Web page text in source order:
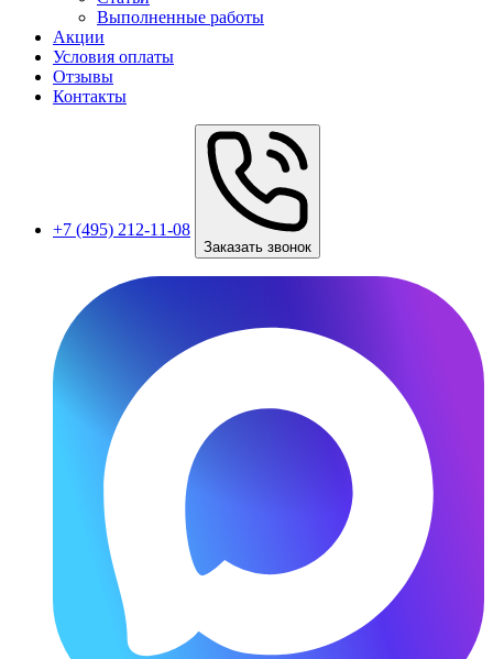
Выполненные работы
Акции
Условия оплаты
Отзывы
Контакты
+7 (495) 212-11-08
Заказать звонок